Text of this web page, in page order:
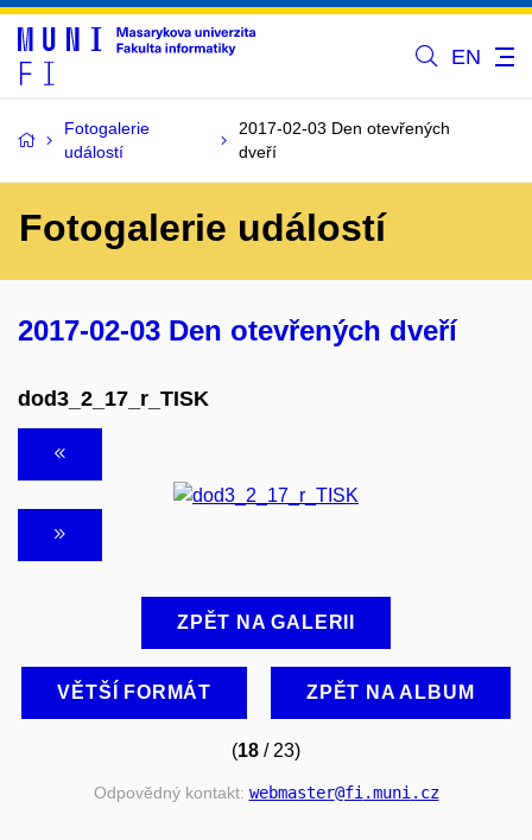
EN
Fotogalerie
událostí
2017-02-03 Den otevřených
dveří
Fotogalerie událostí
2017-02-03 Den otevřených dveří
dod3_2_17_r_TISK
ZPĚT NA GALERII
VĚTŠÍ FORMÁT ZPĚT NA ALBUM
(18 / 23)
Odpovědný kontakt: webmaster@fi.muni.cz